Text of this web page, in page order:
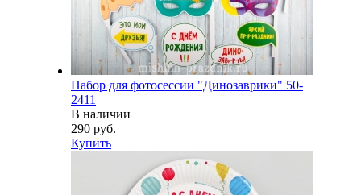
Набор для фотосессии "Динозаврики" 50-
2411
В наличии
290 руб.
Купить